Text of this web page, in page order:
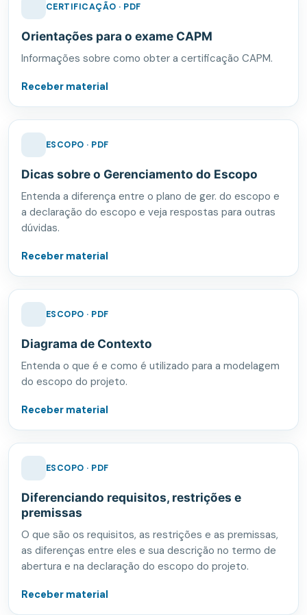
CERTIFICAÇÃO · PDF
Orientações para o exame CAPM
Informações sobre como obter a certificação CAPM.
Receber material
ESCOPO · PDF
Dicas sobre o Gerenciamento do Escopo
Entenda a diferença entre o plano de ger. do escopo e
a declaração do escopo e veja respostas para outras
dúvidas.
Receber material
ESCOPO · PDF
Diagrama de Contexto
Entenda o que é e como é utilizado para a modelagem
do escopo do projeto.
Receber material
ESCOPO · PDF
Diferenciando requisitos, restrições e
premissas
O que são os requisitos, as restrições e as premissas,
as diferenças entre eles e sua descrição no termo de
abertura e na declaração do escopo do projeto.
Receber material